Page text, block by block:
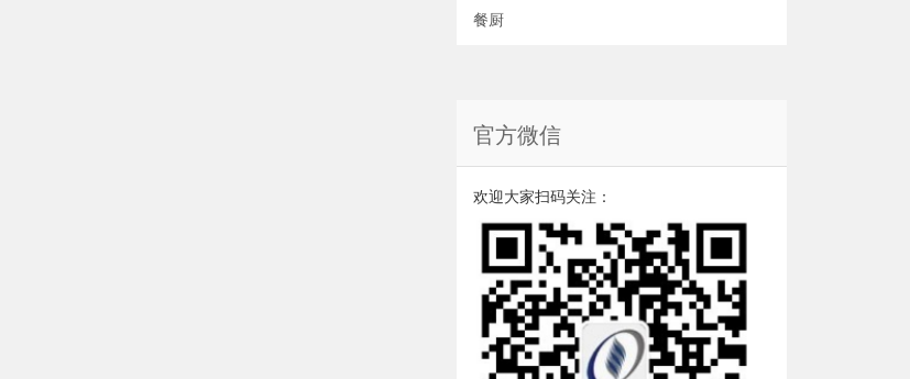
餐厨
官方微信
欢迎大家扫码关注：